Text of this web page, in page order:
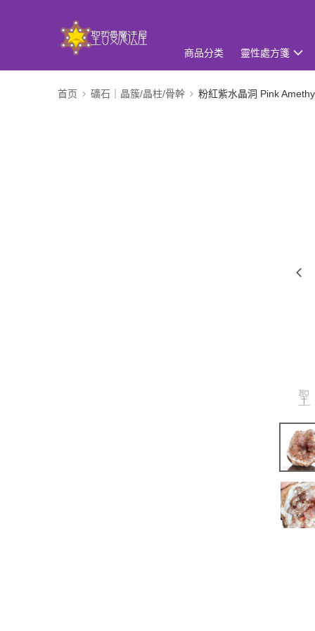
商品分类 靈性處方箋
首页 礦石｜晶簇/晶柱/骨幹 粉紅紫水晶洞 Pink